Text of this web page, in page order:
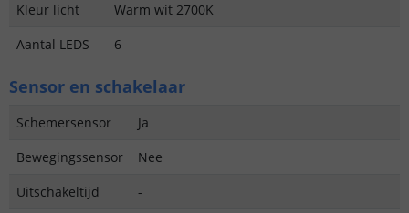
Kleur licht
Warm wit 2700K
Aantal LEDS
6
Sensor en schakelaar
Schemersensor
Ja
Bewegingssensor
Nee
Uitschakeltijd
-